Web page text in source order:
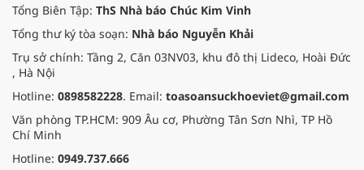
Tổng Biên Tập: ThS Nhà báo Chúc Kim Vinh
Tổng thư ký tòa soạn: Nhà báo Nguyễn Khải
Trụ sở chính: Tầng 2, Căn 03NV03, khu đô thị Lideco, Hoài Đức
, Hà Nội
Hotline: 0898582228. Email: toasoansuckhoeviet@gmail.com
Văn phòng TP.HCM: 909 Âu cơ, Phường Tân Sơn Nhì, TP Hồ
Chí Minh
Hotline: 0949.737.666